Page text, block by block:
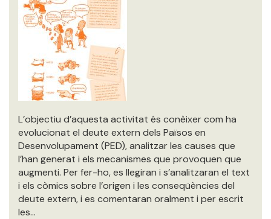
L’objectiu d’aquesta activitat és conèixer com ha
evolucionat el deute extern dels Països en
Desenvolupament (PED), analitzar les causes que
l’han generat i els mecanismes que provoquen que
augmenti. Per fer-ho, es llegiran i s’analitzaran el text
i els còmics sobre l’origen i les conseqüències del
deute extern, i es comentaran oralment i per escrit
les…